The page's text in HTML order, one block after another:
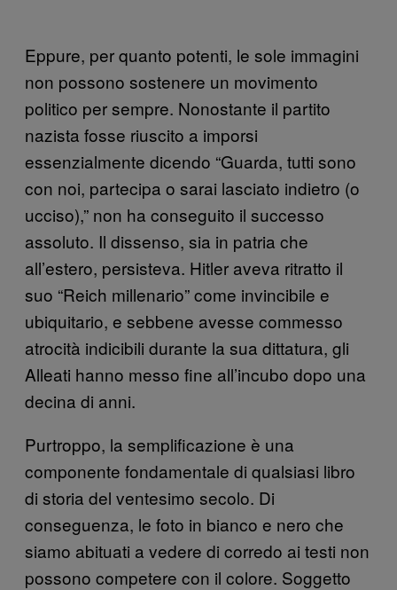
Eppure, per quanto potenti, le sole immagini
non possono sostenere un movimento
politico per sempre. Nonostante il partito
nazista fosse riuscito a imporsi
essenzialmente dicendo “Guarda, tutti sono
con noi, partecipa o sarai lasciato indietro (o
ucciso),” non ha conseguito il successo
assoluto. Il dissenso, sia in patria che
all’estero, persisteva. Hitler aveva ritratto il
suo “Reich millenario” come invincibile e
ubiquitario, e sebbene avesse commesso
atrocità indicibili durante la sua dittatura, gli
Alleati hanno messo fine all’incubo dopo una
decina di anni.
Purtroppo, la semplificazione è una
componente fondamentale di qualsiasi libro
di storia del ventesimo secolo. Di
conseguenza, le foto in bianco e nero che
siamo abituati a vedere di corredo ai testi non
possono competere con il colore. Soggetto